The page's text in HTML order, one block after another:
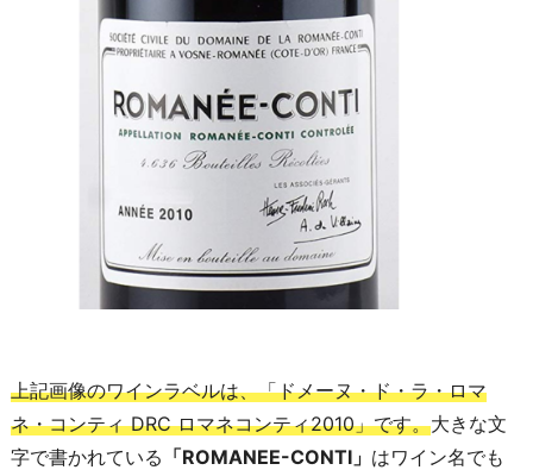
上記画像のワインラベルは、「ドメーヌ・ド・ラ・ロマ
ネ・コンティ DRC ロマネコンティ2010」です。大きな文
字で書かれている 「ROMANEE-CONTI」 はワイン名でも